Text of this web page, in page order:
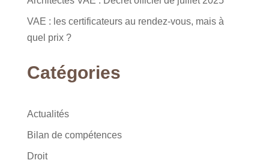
VAE : les certificateurs au rendez-vous, mais à
quel prix ?
Catégories
Actualités
Bilan de compétences
Droit